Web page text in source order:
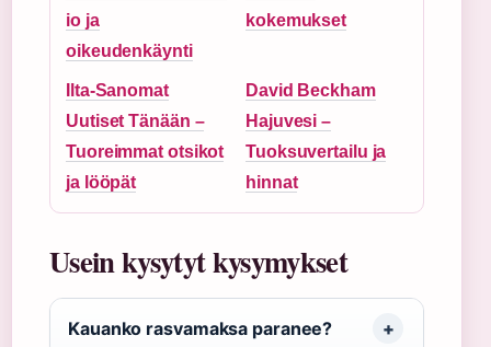
io ja
oikeudenkäynti
kokemukset
Ilta-Sanomat
Uutiset Tänään –
Tuoreimmat otsikot
ja lööpät
David Beckham
Hajuvesi –
Tuoksuvertailu ja
hinnat
Usein kysytyt kysymykset
Kauanko rasvamaksa paranee?